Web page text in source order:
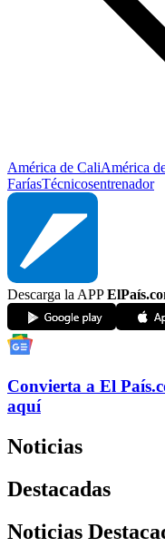
América de CaliAmérica
FaríasTécnicosentrenador
Descarga la APP
Convierta a El País
aquí
Noticias
Destacadas
Noticias